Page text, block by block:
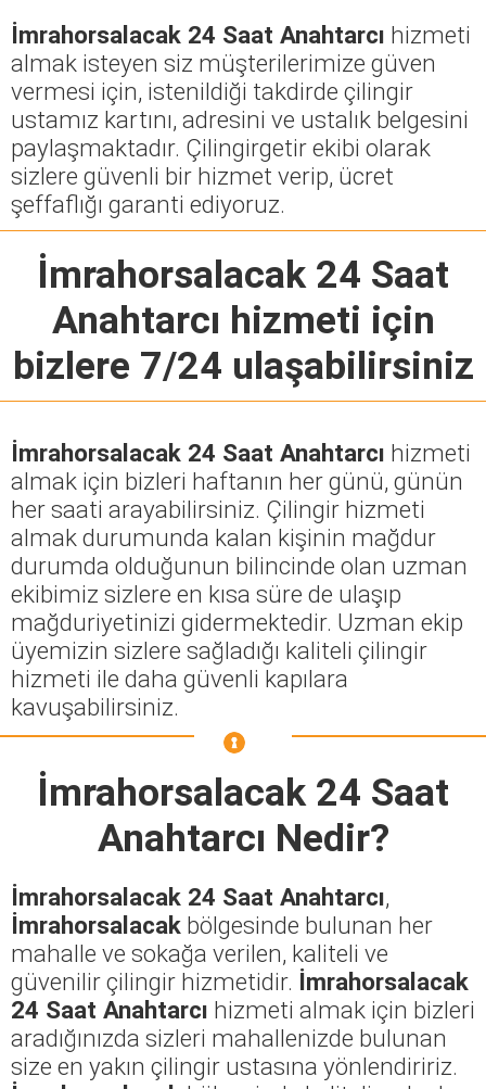
İmrahorsalacak 24 Saat Anahtarcı hizmeti
almak isteyen siz müşterilerimize güven
vermesi için, istenildiği takdirde çilingir
ustamız kartını, adresini ve ustalık belgesini
paylaşmaktadır. Çilingirgetir ekibi olarak
sizlere güvenli bir hizmet verip, ücret
şeffaflığı garanti ediyoruz.
İmrahorsalacak 24 Saat
Anahtarcı hizmeti için
bizlere 7/24 ulaşabilirsiniz
İmrahorsalacak 24 Saat Anahtarcı hizmeti
almak için bizleri haftanın her günü, günün
her saati arayabilirsiniz. Çilingir hizmeti
almak durumunda kalan kişinin mağdur
durumda olduğunun bilincinde olan uzman
ekibimiz sizlere en kısa süre de ulaşıp
mağduriyetinizi gidermektedir. Uzman ekip
üyemizin sizlere sağladığı kaliteli çilingir
hizmeti ile daha güvenli kapılara
kavuşabilirsiniz.
İmrahorsalacak 24 Saat
Anahtarcı Nedir?
İmrahorsalacak 24 Saat Anahtarcı,
İmrahorsalacak bölgesinde bulunan her
mahalle ve sokağa verilen, kaliteli ve
güvenilir çilingir hizmetidir. İmrahorsalacak
24 Saat Anahtarcı hizmeti almak için bizleri
aradığınızda sizleri mahallenizde bulunan
size en yakın çilingir ustasına yönlendiririz.